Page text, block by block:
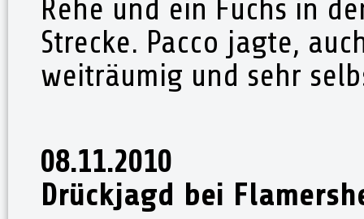
Rehe und ein Fuchs in
Strecke. Pacco jagte,
weiträumig und sehr
08.11.2010
Drückjagd bei